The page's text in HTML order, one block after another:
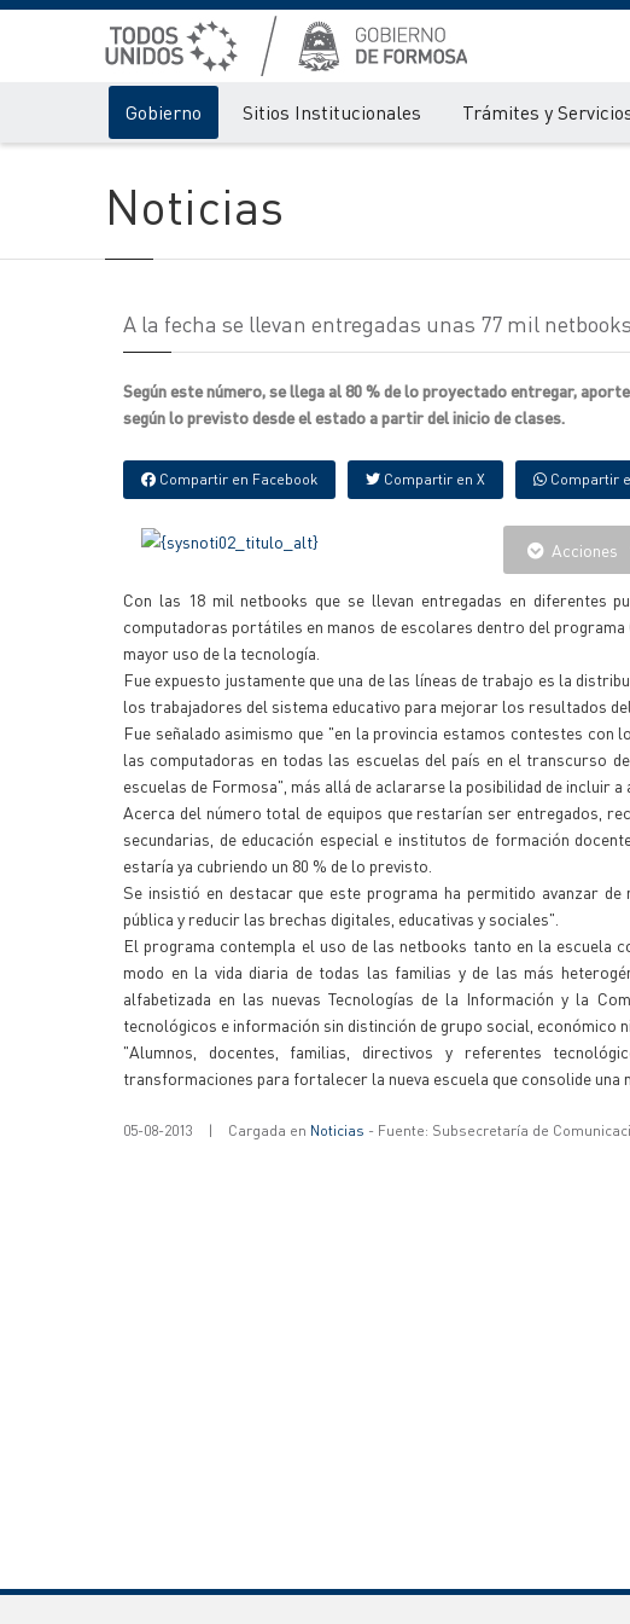
Gobierno Sitios Institucionales Trámites y
Noticias
A la fecha se llevan entregadas unas 77 mil
Según este número, se llega al 80 % de lo proyectado entregar,
según lo previsto desde el estado a partir del inicio de clases.
Compartir en Facebook Compartir en X Compartir
Acciones
Con las 18 mil netbooks que se llevan entregadas en diferentes
computadoras portátiles en manos de escolares dentro del programa
mayor uso de la tecnología.
Fue expuesto justamente que una de las líneas de trabajo es la
los trabajadores del sistema educativo para mejorar los resultados
Fue señalado asimismo que "en la provincia estamos contestes
las computadoras en todas las escuelas del país en el transcurso
escuelas de Formosa", más allá de aclararse la posibilidad de incluir a
Acerca del número total de equipos que restarían ser entregados,
secundarias, de educación especial e institutos de formación
estaría ya cubriendo un 80 % de lo previsto.
Se insistió en destacar que este programa ha permitido avanzar
pública y reducir las brechas digitales, educativas y sociales".
El programa contempla el uso de las netbooks tanto en la escuela
modo en la vida diaria de todas las familias y de las más
alfabetizada en las nuevas Tecnologías de la Información y la
tecnológicos e información sin distinción de grupo social, económico
"Alumnos, docentes, familias, directivos y referentes
transformaciones para fortalecer la nueva escuela que consolide una
05-08-2013 | Cargada en Noticias - Fuente: Subsecretaría de